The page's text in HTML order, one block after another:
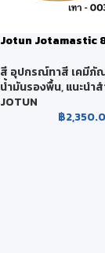
Jotun Jotamastic
สี อุปกรณ์ทาสี เคมีภั
น้ำมันรองพื้น,แนะนำ
JOTUN
฿